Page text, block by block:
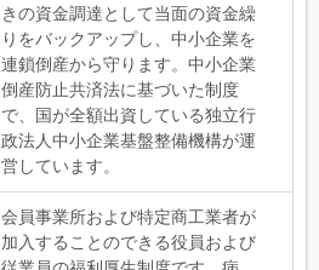
きの資金調達として当面の資金繰
りをバックアップし、中小企業を
連鎖倒産から守ります。中小企業
倒産防止共済法に基づいた制度
で、国が全額出資している独立行
政法人中小企業基盤整備機構が運
営しています。
会員事業所および特定商工業者が
加入することのできる役員および